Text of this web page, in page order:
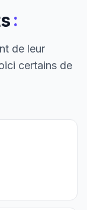
:
de leur
certains de